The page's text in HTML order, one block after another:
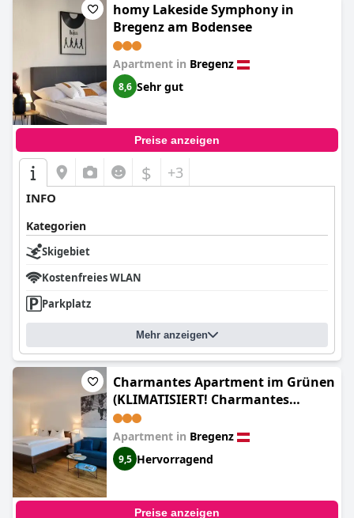
homy Lakeside Symphony in
Bregenz am Bodensee
Apartment in Bregenz
8,6 Sehr gut
Preise anzeigen
$ +3
INFO
Kategorien
Skigebiet
Kostenfreies WLAN
Parkplatz
Mehr anzeigen
Charmantes Apartment im Grünen
(KLIMATISIERT! Charmantes
Apartment in Bregenz - perfekt für
Aktive & Genießer)
Apartment in Bregenz
9,5 Hervorragend
Preise anzeigen